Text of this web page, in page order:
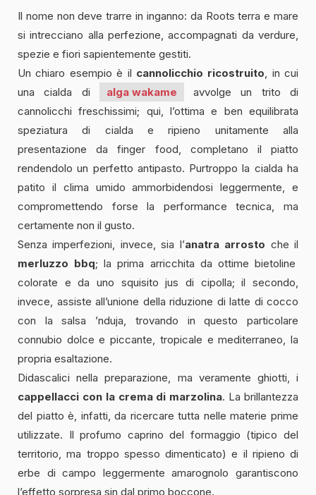
Il nome non deve trarre in inganno: da Roots terra e mare
si intrecciano alla perfezione, accompagnati da verdure,
spezie e fiori sapientemente gestiti.
Un chiaro esempio è il cannolicchio ricostruito, in cui
una cialda di
alga wakame
avvolge un trito di
cannolicchi freschissimi; qui, l’ottima e ben equilibrata
speziatura di cialda e ripieno unitamente alla
presentazione da finger food, completano il piatto
rendendolo un perfetto antipasto. Purtroppo la cialda ha
patito il clima umido ammorbidendosi leggermente, e
compromettendo forse la performance tecnica, ma
certamente non il gusto.
Senza imperfezioni, invece, sia l’anatra arrosto che il
merluzzo bbq; la prima arricchita da ottime bietoline
colorate e da uno squisito jus di cipolla; il secondo,
invece, assiste all’unione della riduzione di latte di cocco
con la salsa ’nduja, trovando in questo particolare
connubio dolce e piccante, tropicale e mediterraneo, la
propria esaltazione.
Didascalici nella preparazione, ma veramente ghiotti, i
cappellacci con la crema di marzolina. La brillantezza
del piatto è, infatti, da ricercare tutta nelle materie prime
utilizzate. Il profumo caprino del formaggio (tipico del
territorio, ma troppo spesso dimenticato) e il ripieno di
erbe di campo leggermente amarognolo garantiscono
l’effetto sorpresa sin dal primo boccone.